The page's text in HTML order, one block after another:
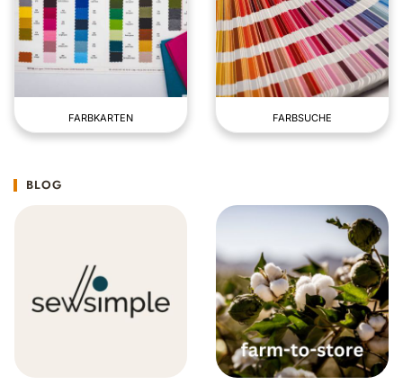
FARBKARTEN FARBSUCHE
BLOG